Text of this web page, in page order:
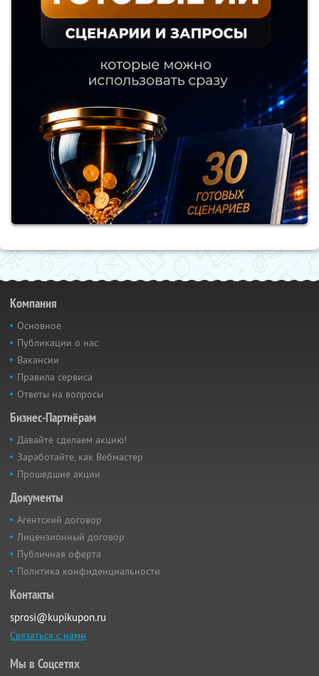
Компания
Основное
Публикации о нас
Вакансии
Правила сервиса
Ответы на вопросы
Бизнес-Партнёрам
Давайте сделаем акцию!
Заработайте, как Вебмастер
Прошедшие акции
Документы
Агентский договор
Лицензионный договор
Публичная оферта
Политика конфиденциальности
Контакты
sprosi@kupikupon.ru
Связаться с нами
Мы в Соцсетях